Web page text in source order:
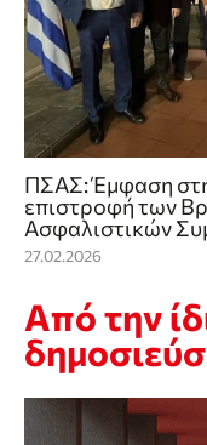
ΠΣΑΣ: Έμφαση
επιστροφή των
Ασφαλιστικών
27.02.2026
Από την